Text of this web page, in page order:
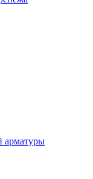
арматуры